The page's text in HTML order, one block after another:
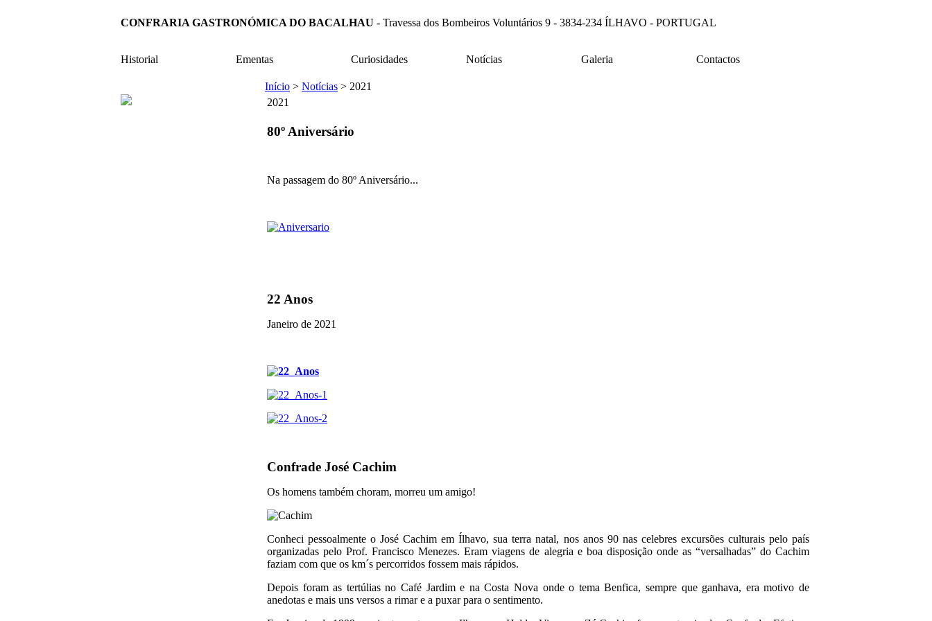
CONFRARIA GASTRONÓMICA DO BACALHAU - Travessa dos Bombeiros Voluntários 9 - 3834-234 ÍLHAVO - PORTUGAL
Historial Ementas Curiosidades Notícias Galeria Contactos
Início > Notícias > 2021
2021
80º Aniversário
Na passagem do 80º Aniversário...
22 Anos
Janeiro de 2021
Confrade José Cachim
Os homens também choram, morreu um amigo!
Conheci pessoalmente o José Cachim em Ílhavo, sua terra natal, nos anos 90 nas celebres excursões culturais pelo país
organizadas pelo Prof. Francisco Menezes. Eram viagens de alegria e boa disposição onde as “versalhadas” do Cachim
faziam com que os km´s percorridos fossem mais rápidos.
Depois foram as tertúlias no Café Jardim e na Costa Nova onde o tema Benfica, sempre que ganhava, era motivo de
anedotas e mais uns versos a rimar e a puxar para o sentimento.